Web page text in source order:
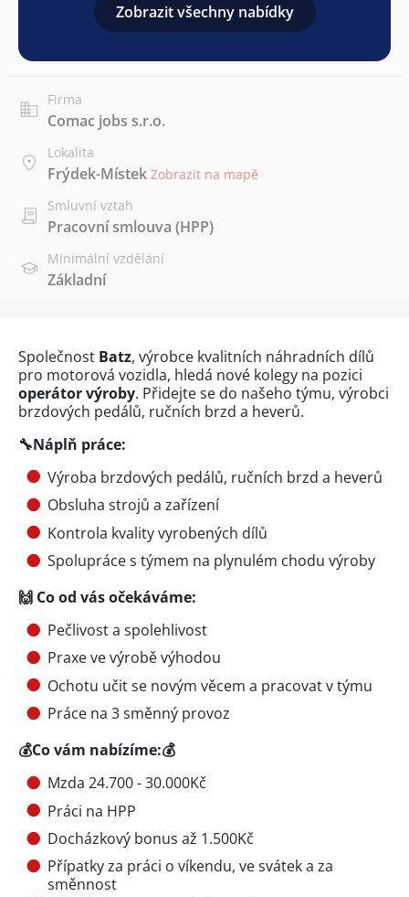
Zobrazit všechny nabídky
Firma
Comac jobs s.r.o.
Lokalita
Frýdek-Místek Zobrazit na mapě
Smluvní vztah
Pracovní smlouva (HPP)
Minimální vzdělání
Základní
Společnost Batz, výrobce kvalitních náhradních dílů
pro motorová vozidla, hledá nové kolegy na pozici
operátor výroby. Přidejte se do našeho týmu, výrobci
brzdových pedálů, ručních brzd a heverů.
🔧Náplň práce:
Výroba brzdových pedálů, ručních brzd a heverů
Obsluha strojů a zařízení
Kontrola kvality vyrobených dílů
Spolupráce s týmem na plynulém chodu výroby
🙌 Co od vás očekáváme:
Pečlivost a spolehlivost
Praxe ve výrobě výhodou
Ochotu učit se novým věcem a pracovat v týmu
Práce na 3 směnný provoz
💰Co vám nabízíme:💰
Mzda 24.700 - 30.000Kč
Práci na HPP
Docházkový bonus až 1.500Kč
Přípatky za práci o víkendu, ve svátek a za
směnnost